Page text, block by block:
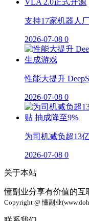
支持17家机器人
2026-07-08 0
性能大提升
2026-07-08 0
为司机减负超13
2026-07-08 0
关于本站
懂副业分享有价值的互
Copyright @ 懂副业